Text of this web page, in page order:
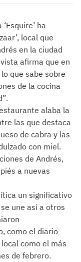
ha
local que
en la ciudad
afirma que en
lo que sabe sobre
de la cocina
alaba la
las que destaca
de cabra y las
con miel.
de Andrés,
a nuevas
un significativo
une así a otros
como el diario
local como el más
de febrero.